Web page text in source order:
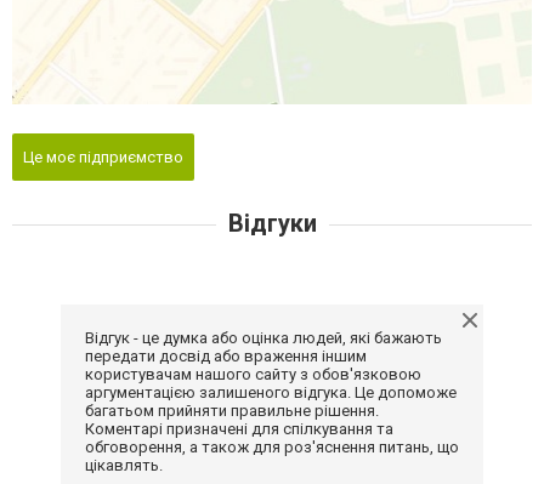
Це моє підприємство
Відгуки
Відгук - це думка або оцінка людей, які бажають
передати досвід або враження іншим
користувачам нашого сайту з обов'язковою
аргументацією залишеного відгука. Це допоможе
багатьом прийняти правильне рішення.
Коментарі призначені для спілкування та
обговорення, а також для роз'яснення питань, що
цікавлять.